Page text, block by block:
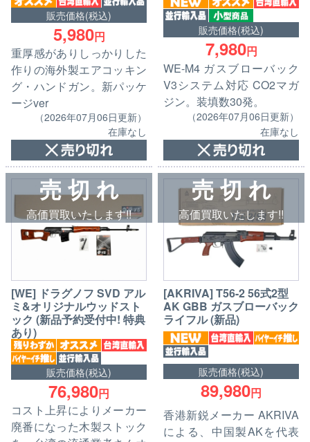
販売価格(税込)
5,980円
重厚感がありしっかりした
作りの海外製エアコッキン
グ・ハンドガン。新パッケ
ージver
（2026年07月06日更新）
在庫なし
販売価格(税込)
7,980円
WE-M4 ガスブローバック
V3システム対応 CO2マガ
ジン。装填数30発。
（2026年07月06日更新）
在庫なし
売 切 れ
高価買取いたします!!
[WE] ドラグノフ SVD アル
ミ&オリジナルウッドスト
ック (新品予約受付中! 特典
あり)
販売価格(税込)
76,980円
コスト上昇によりメーカー
廃番になった木製ストック
売 切 れ
高価買取いたします!!
[AKRIVA] T56-2 56式2型
AK GBB ガスブローバック
ライフル (新品)
販売価格(税込)
89,980円
香港新鋭メーカー AKRIVA
による、中国製AKを代表